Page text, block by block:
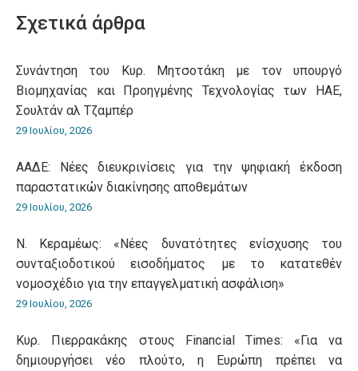
Σχετικά άρθρα
Συνάντηση του Κυρ. Μητσοτάκη με τον υπουργό
Βιομηχανίας και Προηγμένης Τεχνολογίας των ΗΑΕ,
Σουλτάν αλ Τζαμπέρ
29 Ιουλίου, 2026
ΑΑΔΕ: Νέες διευκρινίσεις για την ψηφιακή έκδοση
παραστατικών διακίνησης αποθεμάτων
29 Ιουλίου, 2026
Ν. Κεραμέως: «Νέες δυνατότητες ενίσχυσης του
συνταξιοδοτικού εισοδήματος με το κατατεθέν
νομοσχέδιο για την επαγγελματική ασφάλιση»
29 Ιουλίου, 2026
Κυρ. Πιερρακάκης στους Financial Times: «Για να
δημιουργήσει νέο πλούτο, η Ευρώπη πρέπει να